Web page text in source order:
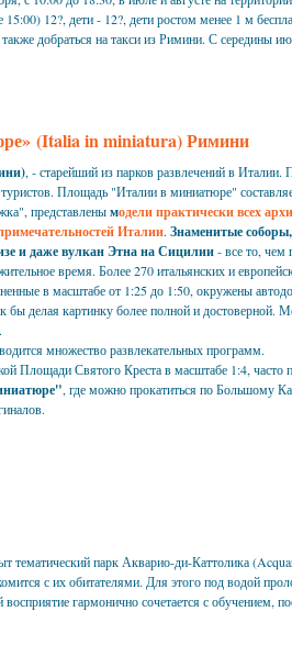
12?, дети - 12?, дети ростом менее 1 м
добраться на такси из Римини. С середины
(Italia in miniatura) Римини
, - старейший из парков развлечений в Италии.
Площадь "Италии в миниатюре"
представленымодели практически всех
Италии. Знаменитые
и даже вулкан Этна на Сицилии- все то, чем
время. Более 270 итальянских и
в масштабе от 1:25 до 1:50, окружены
бы делая картинку более полной и достоверной.
множество развлекательных программ.
Площади Святого Креста в масштабе 1:4, часто
, где можно прокатиться по Большому
парк Акварио-ди-Каттолика
с их обитателями. Для этого под водой
гармонично сочетается с обучением,